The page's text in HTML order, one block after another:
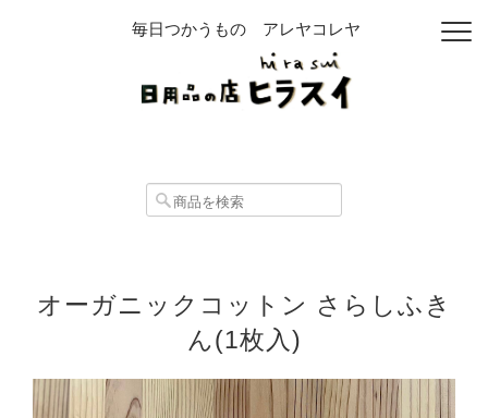
毎日つかうもの アレヤコレヤ
オーガニックコットン さらしふき
ん(1枚入)